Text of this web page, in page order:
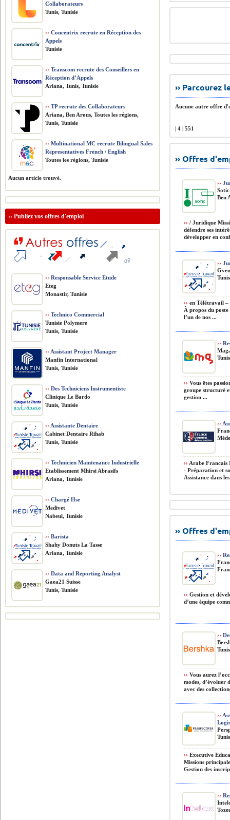
››
Aucune autre offre
| 4 | 551
›› Offres
››
Sotic
Ben
›› / Juridique
défendre ses
développer en
››
›› en Télétravail –
À propos du
l’un de nos ...
››
›› Vous êtes
groupe structuré
gestion ...
››
›› Arabe Francais
- Préparation et
Assistance dans
›› Offres
››
›› Gestion et
d’une équipe
››
›› Vous aurez
modes, d’évoluer
avec des
››
›› Executive
Missions
Gestion des
››
Collaborateurs
Tunis, Tunisie
›› Concentrix recrute en Réception des
Appels
Tunisie
›› Transcom recrute des Conseillers en
Réception d’Appels
Ariana, Tunis, Tunisie
›› TP recrute des Collaborateurs
Ariana, Ben Arous, Toutes les régions,
Tunis, Tunisie
›› Multinational MC recrute Bilingual Sales
Representatives French / English
Toutes les régions, Tunisie
Aucun article trouvé.
››Publiez vos offres d'emploi
›› Responsable Service Etude
Eteg
Monastir, Tunisie
›› Technico Commercial
Tunisie Polymere
Tunis, Tunisie
›› Assistant Project Manager
Manfin International
Tunis, Tunisie
›› Des Techniciens Instrumentiste
Clinique Le Bardo
Tunis, Tunisie
›› Assistante Dentaire
Cabinet Dentaire Rihab
Tunis, Tunisie
›› Technicien Maintenance Industrielle
Etablissement Mhirsi Abrasifs
Ariana, Tunisie
›› Chargé Hse
Medivet
Nabeul, Tunisie
›› Barista
Shahy Donuts La Tasse
Ariana, Tunisie
›› Data and Reporting Analyst
Gaea21 Suisse
Tunis, Tunisie